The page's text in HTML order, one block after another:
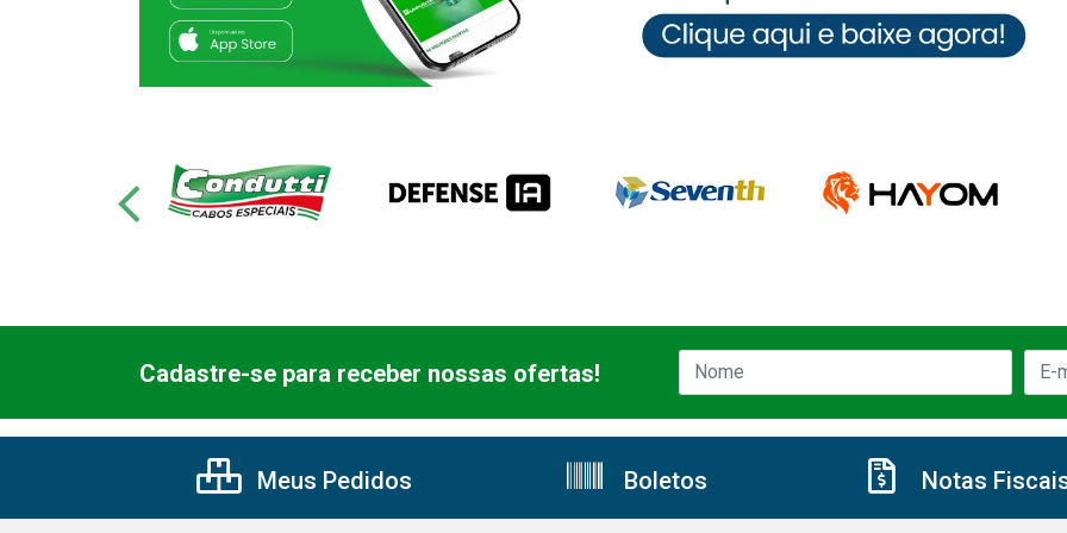
Cadastre-se para receber nossas ofertas!
Meus Pedidos Boletos Notas